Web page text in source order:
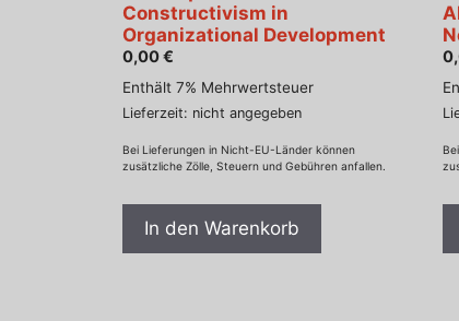
Constructivism in
Organizational Development
0,00€
Enthält 7% Mehrwertsteuer
Lieferzeit: nicht angegeben
Bei Lieferungen in Nicht-EU-Länder können
zusätzliche Zölle, Steuern und Gebühren anfallen.
In den Warenkorb